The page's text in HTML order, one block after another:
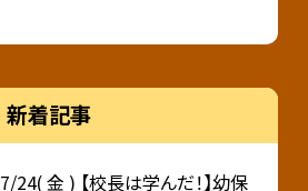
新着記事
7/24( 金 ) 【校長は学んだ！】幼保